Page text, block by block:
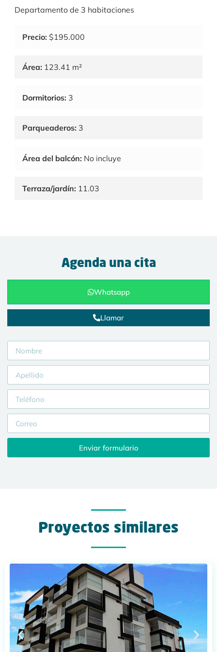
Departamento de 3 habitaciones
Precio: $195.000
Área: 123.41 m²
Dormitorios: 3
Parqueaderos: 3
Área del balcón: No incluye
Terraza/jardín: 11.03
Agenda una cita
Whatsapp
Llamar
Enviar formulario
Proyectos similares